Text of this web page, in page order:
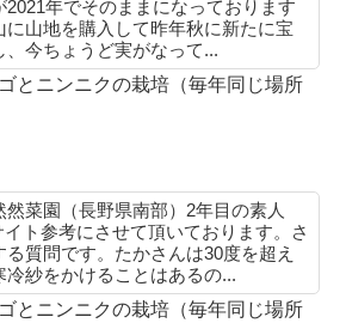
年でそのままになっております
山地を購入して昨年秋に新たに宝
、今ちょうど実がなって...
とニンニクの栽培（毎年同じ場所
菜園（長野県南部）2年目の素人
ト参考にさせて頂いております。さ
質問です。たかさんは30度を超え
冷紗をかけることはあるの...
とニンニクの栽培（毎年同じ場所